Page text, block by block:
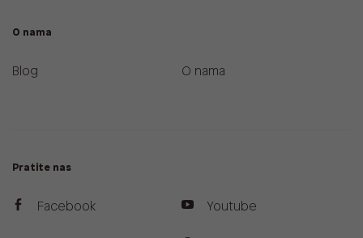
O nama
Blog O nama
Pratite nas
Facebook Youtube